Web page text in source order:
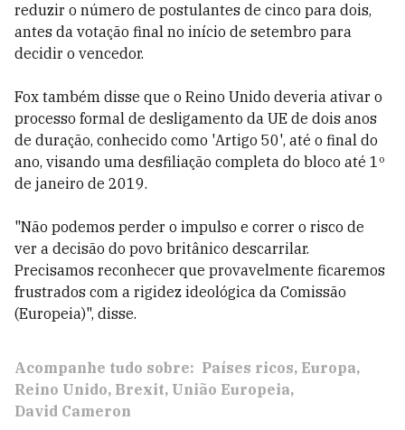
reduzir o número de postulantes de cinco para dois,
antes da votação final no início de setembro para
decidir o vencedor.
Fox também disse que o Reino Unido deveria ativar o
processo formal de desligamento da UE de dois anos
de duração, conhecido como 'Artigo 50', até o final do
ano, visando uma desfiliação completa do bloco até 1º
de janeiro de 2019.
"Não podemos perder o impulso e correr o risco de
ver a decisão do povo britânico descarrilar.
Precisamos reconhecer que provavelmente ficaremos
frustrados com a rigidez ideológica da Comissão
(Europeia)", disse.
Acompanhe tudo sobre: Países ricos Europa
Reino Unido Brexit União Europeia
David Cameron